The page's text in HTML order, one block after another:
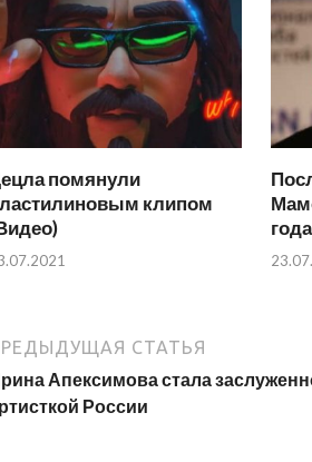
помянули
клипом
года
СТАТЬЯ
Апексимова стала
России